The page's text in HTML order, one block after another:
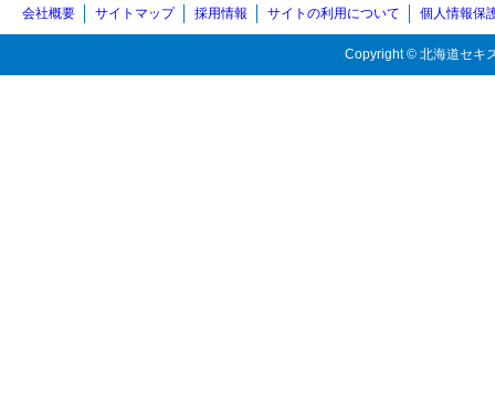
会社概要 サイトマップ 採用情報 サイトの利用について 個人情報保
Copyright © 北海道セキ